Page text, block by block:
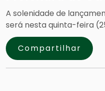
A solenidade de
será nesta quinta-feira
Compartilhar